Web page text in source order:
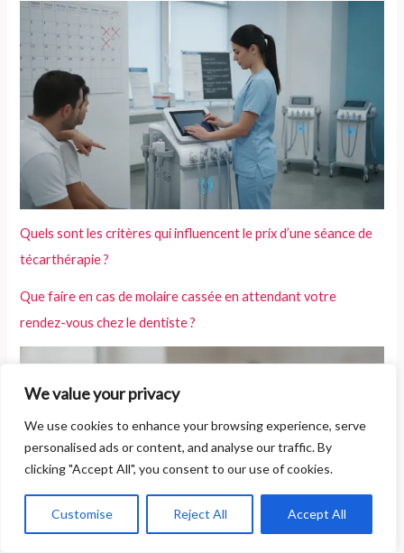
We value your privacy
We use cookies to enhance your browsing experience, serve
personalised ads or content, and analyse our traffic. By
clicking "Accept All", you consent to our use of cookies.
Customise Reject All Accept All
Quels sont les critères qui influencent le prix d’une séance de
técarthérapie ?
Que faire en cas de molaire cassée en attendant votre
rendez-vous chez le dentiste ?